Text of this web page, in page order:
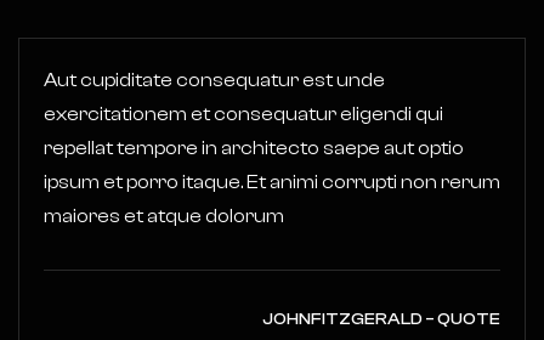
Aut cupiditate consequatur est unde
exercitationem et consequatur eligendi qui
repellat tempore in architecto saepe aut optio
ipsum et porro itaque. Et animi corrupti non rerum
maiores et atque dolorum
JOHNFITZGERALD – QUOTE